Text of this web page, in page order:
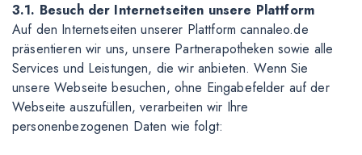
3.1. Besuch der Internetseiten unsere Plattform
Auf den Internetseiten unserer Plattform cannaleo.de
präsentieren wir uns, unsere Partnerapotheken sowie alle
Services und Leistungen, die wir anbieten. Wenn Sie
unsere Webseite besuchen, ohne Eingabefelder auf der
Webseite auszufüllen, verarbeiten wir Ihre
personenbezogenen Daten wie folgt: